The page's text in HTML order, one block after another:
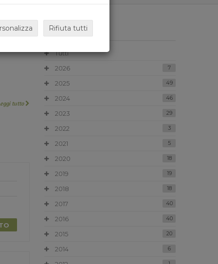
tutto
ARCHIVIO
Tutti
2026
7
2025 49
2024 46
2023 29
2022 3
2021 5
2020 18
2019 19
2018 18
2017 40
2016 40
2015 20
2014 6
Rifiuta tutti